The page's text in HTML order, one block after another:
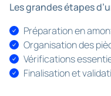
Les grandes étapes
Préparation en
Organisation des
Vérifications
Finalisation et